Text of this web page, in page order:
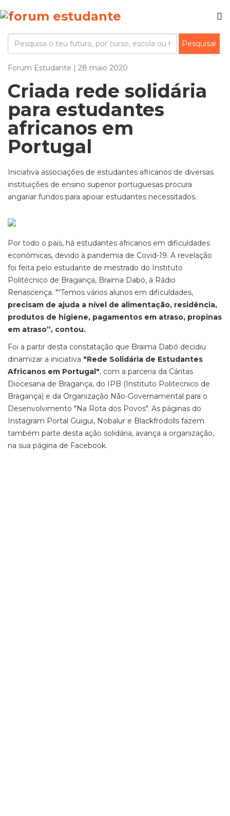
Forum Estudante | 28 maio 2020
Criada rede solidária
para estudantes
africanos em
Portugal
Iniciativa associações de estudantes africanos de diversas
instituições de ensino superior portuguesas procura
angariar fundos para apoiar estudantes necessitados.
Por todo o país, há estudantes africanos em dificuldades
económicas, devido à pandemia de Covid-19. A revelação
foi feita pelo estudante de mestrado do Instituto
Politécnico de Bragança, Braima Dabó, à Rádio
Renascença. "“Temos vários alunos em dificuldades,
precisam de ajuda a nível de alimentação, residência,
produtos de higiene, pagamentos em atraso, propinas
em atraso”, contou.
Foi a partir desta constatação que Braima Dabó decidiu
dinamizar a iniciativa "Rede Solidária de Estudantes
Africanos em Portugal", com a parceria da Cáritas
Diocesana de Bragança, do IPB (Instituto Politecnico de
Bragança) e da Organização Não-Governamental para o
Desenvolvimento "Na Rota dos Povos". As páginas do
Instagram Portal Guigui, Nobalur e Blackfrodolls fazem
também parte desta ação solidária, avança a organização,
na sua página de Facebook.